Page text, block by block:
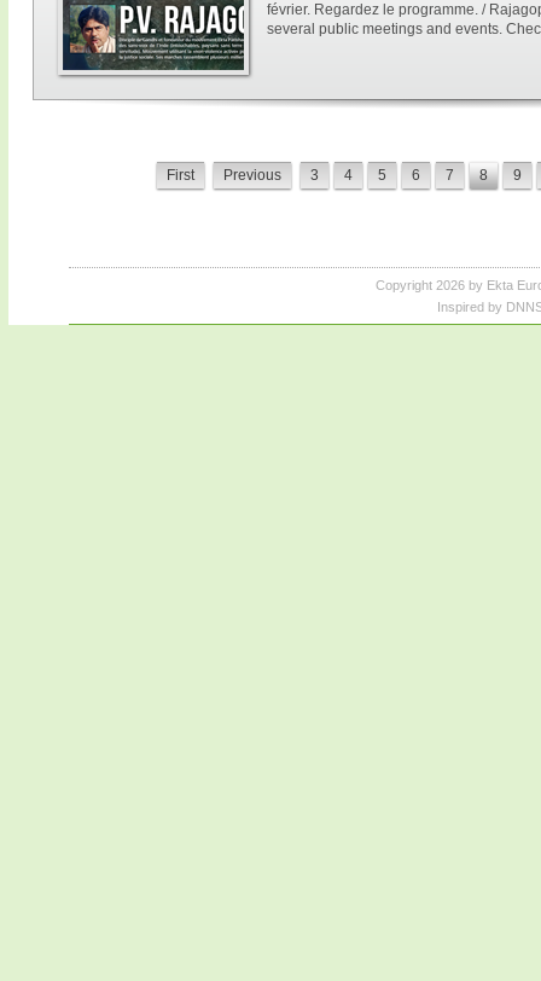
février. Regardez le programme. /
several public meetings and events.
First Previous 3 4 5 6 7 8 9
Copyright 2026 by Ekta
Inspired by